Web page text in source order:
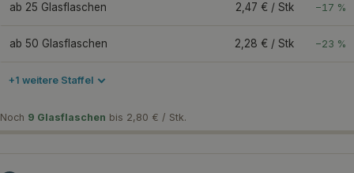
ab 25 Glasflaschen 2,47 € / Stk −17 %
ab 50 Glasflaschen 2,28 € / Stk −23 %
+1 weitere Staffel
Noch 9 Glasflaschen bis 2,80 € / Stk.